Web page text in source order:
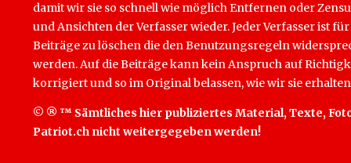
damit wir sie so schnell wie möglich Entfernen oder
und Ansichten der Verfasser wieder. Jeder Verfasser ist
Beiträge zu löschen die den Benutzungsregeln
werden. Auf die Beiträge kann kein Anspruch auf
korrigiert und so im Original belassen, wie wir sie
© ® ™ Sämtliches hier publiziertes Material, Texte,
Patriot.ch nicht weitergegeben werden!